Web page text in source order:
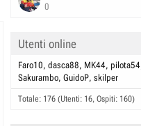
0
Utenti online
Faro10 dasca88 MK44 pilota54
Sakurambo GuidoP skilper
Totale: 176 (Utenti: 16, Ospiti: 160)